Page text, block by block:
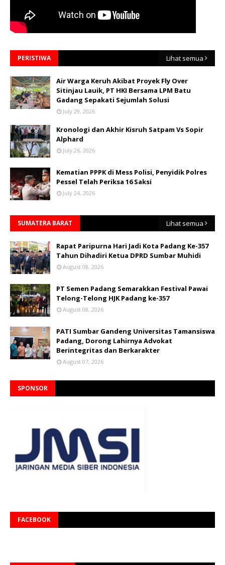
PERISTIWA Lihat semua
Air Warga Keruh Akibat Proyek Fly Over
Sitinjau Lauik, PT HKI Bersama LPM Batu
Gadang Sepakati Sejumlah Solusi
July 29, 2026
Kronologi dan Akhir Kisruh Satpam Vs Sopir
Alphard
July 26, 2026
Kematian PPPK di Mess Polisi, Penyidik Polres
Pessel Telah Periksa 16 Saksi
July 24, 2026
SUMATERA BARAT Lihat semua
Rapat Paripurna Hari Jadi Kota Padang Ke-357
Tahun Dihadiri Ketua DPRD Sumbar Muhidi
August 08, 2026
PT Semen Padang Semarakkan Festival Pawai
Telong-Telong HJK Padang ke-357
August 08, 2026
PATI Sumbar Gandeng Universitas Tamansiswa
Padang, Dorong Lahirnya Advokat
Berintegritas dan Berkarakter
August 07, 2026
SPONSOR
FACEBOOK